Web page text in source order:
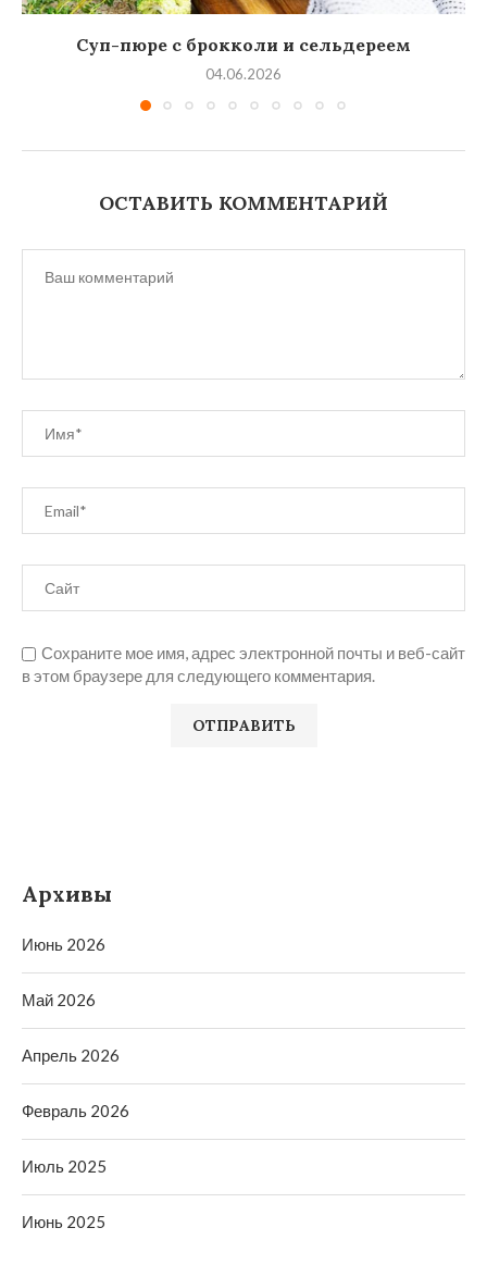
Суп-пюре с брокколи и сельдереем
04.06.2026
ОСТАВИТЬ КОММЕНТАРИЙ
Сохраните мое имя, адрес электронной почты и веб-сайт
в этом браузере для следующего комментария.
Архивы
Июнь 2026
Май 2026
Апрель 2026
Февраль 2026
Июль 2025
Июнь 2025